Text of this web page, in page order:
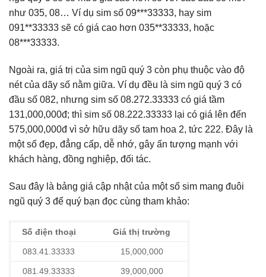
như 035, 08… Ví dụ sim số 09***33333, hay sim
091**33333 sẽ có giá cao hơn 035**33333, hoặc
08***33333.
Ngoài ra, giá trị của sim ngũ quý 3 còn phụ thuộc vào độ
nét của dãy số nằm giữa. Ví dụ đều là sim ngũ quý 3 có
đầu số 082, nhưng sim số 08.272.33333 có giá tầm
131,000,000đ; thì sim số 08.222.33333 lại có giá lên đến
575,000,000đ vì sở hữu dãy số tam hoa 2, tức 222. Đây là
một số đẹp, đẳng cấp, dễ nhớ, gây ấn tượng mạnh với
khách hàng, đồng nghiệp, đối tác.
Sau đây là bảng giá cập nhật của một số sim mang đuôi
ngũ quý 3 để quý bạn đọc cùng tham khảo:
Số điện thoại Giá thị trường
083.41.33333 15,000,000
081.49.33333 39,000,000